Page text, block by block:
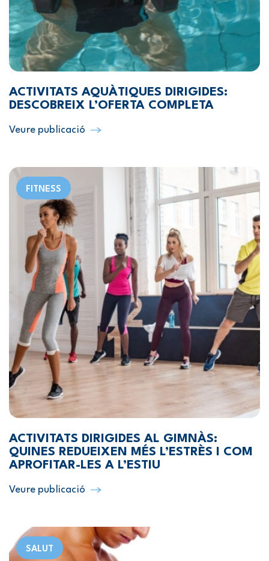
ACTIVITATS AQUÀTIQUES DIRIGIDES:
DESCOBREIX L’OFERTA COMPLETA
Veure publicació
FITNESS
ACTIVITATS DIRIGIDES AL GIMNÀS:
QUINES REDUEIXEN MÉS L’ESTRÈS I COM
APROFITAR-LES A L’ESTIU
Veure publicació
SALUT